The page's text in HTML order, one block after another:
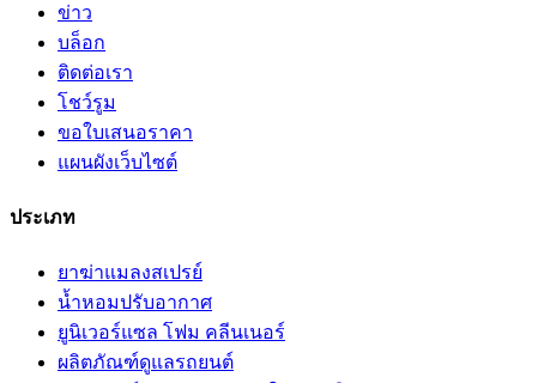
ข่าว
บล็อก
ติดต่อเรา
โชว์รูม
ขอใบเสนอราคา
แผนผังเว็บไซต์
ประเภท
ยาฆ่าแมลงสเปรย์
น้ำหอมปรับอากาศ
ยูนิเวอร์แซล โฟม คลีนเนอร์
ผลิตภัณฑ์ดูแลรถยนต์